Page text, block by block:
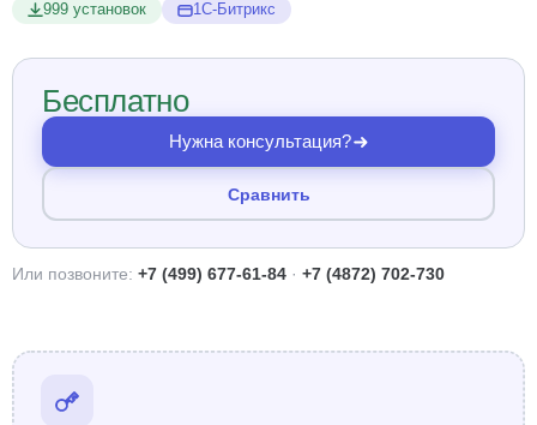
999 установок 1С-Битрикс
Бесплатно
Нужна консультация?
Сравнить
Или позвоните: +7 (499) 677-61-84 · +7 (4872) 702-730